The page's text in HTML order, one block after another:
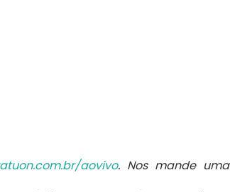
aovivo. Nos mande uma